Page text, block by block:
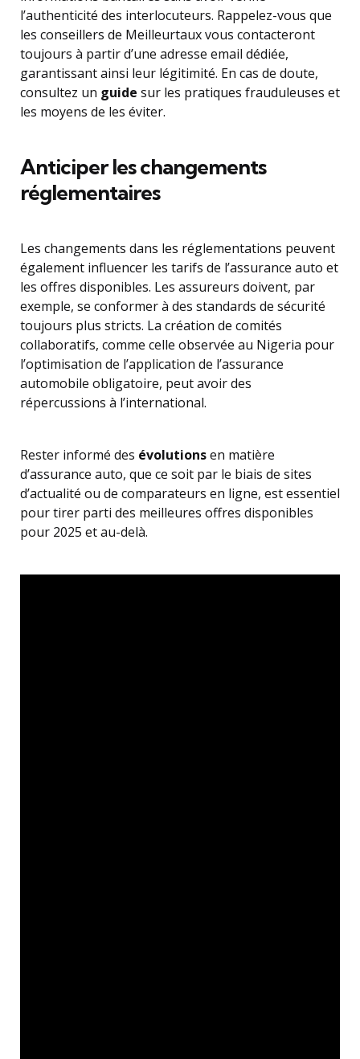
l’authenticité des interlocuteurs. Rappelez-vous que
les conseillers de Meilleurtaux vous contacteront
toujours à partir d’une adresse email dédiée,
garantissant ainsi leur légitimité. En cas de doute,
consultez un guide sur les pratiques frauduleuses et
les moyens de les éviter.
Anticiper les changements
réglementaires
Les changements dans les réglementations peuvent
également influencer les tarifs de l’assurance auto et
les offres disponibles. Les assureurs doivent, par
exemple, se conformer à des standards de sécurité
toujours plus stricts. La création de comités
collaboratifs, comme celle observée au Nigeria pour
l’optimisation de l’application de l’assurance
automobile obligatoire, peut avoir des
répercussions à l’international.
Rester informé des évolutionsen matière
d’assurance auto, que ce soit par le biais de sites
d’actualité ou de comparateurs en ligne, est essentiel
pour tirer parti des meilleures offres disponibles
pour 2025 et au-delà.